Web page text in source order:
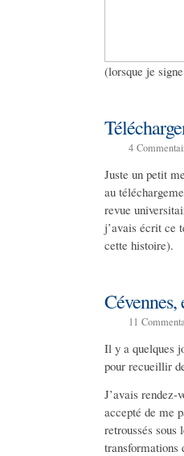
(lorsque je
4
Juste un petit
au
revue
j’avais écrit ce
cette histoire).
Cévennes,
11
Il y a quelques
pour recueillir
J’avais rendez-
accepté de me
retroussés sous
transformations